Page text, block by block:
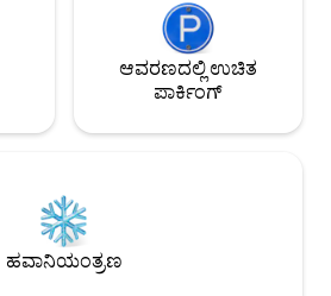
ಆವರಣದಲ್ಲಿ ಉಚಿತ
ಪಾರ್ಕಿಂಗ್
ಹವಾನಿಯಂತ್ರಣ